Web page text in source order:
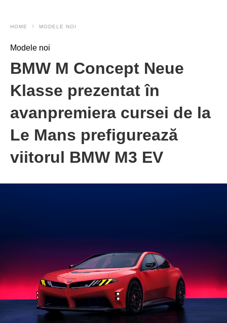
HOME MODELE NOI
Modele noi
BMW M Concept Neue
Klasse prezentat în
avanpremiera cursei de la
Le Mans prefigurează
viitorul BMW M3 EV